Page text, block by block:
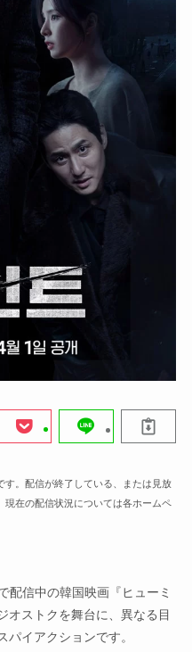
。配信が終了している、または見放
現在の配信状況については各ホームペ
配信中の韓国映画『ヒューミ
オストクを舞台に、異なる目
イアクションです。